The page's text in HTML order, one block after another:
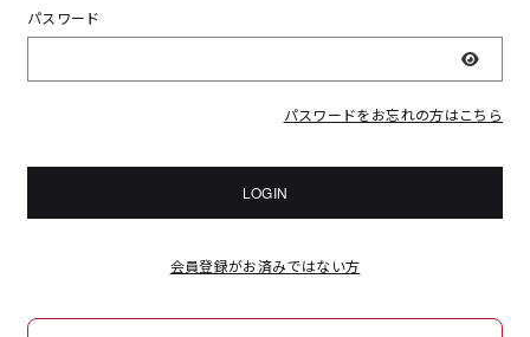
パスワード
表示
パスワードをお忘れの方はこちら
LOGIN
会員登録がお済みではない方